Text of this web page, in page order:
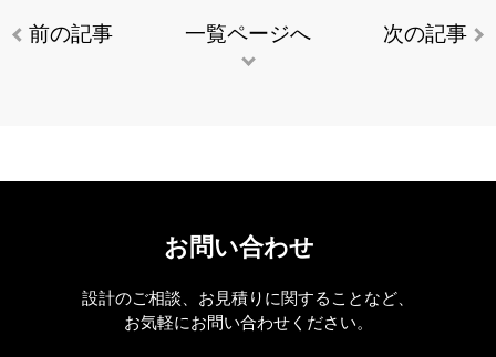
前の記事 一覧ページへ 次の記事
お問い合わせ
設計のご相談、お見積りに関することなど、
お気軽にお問い合わせください。